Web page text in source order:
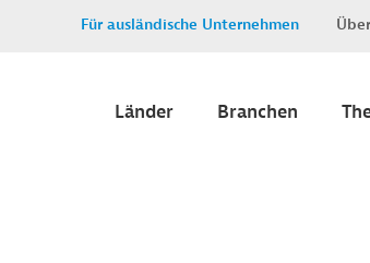
Für ausländische Unternehmen
Länder Branchen